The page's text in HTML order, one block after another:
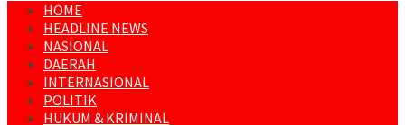
HOME
HEADLINE NEWS
NASIONAL
DAERAH
INTERNASIONAL
POLITIK
HUKUM & KRIMINAL